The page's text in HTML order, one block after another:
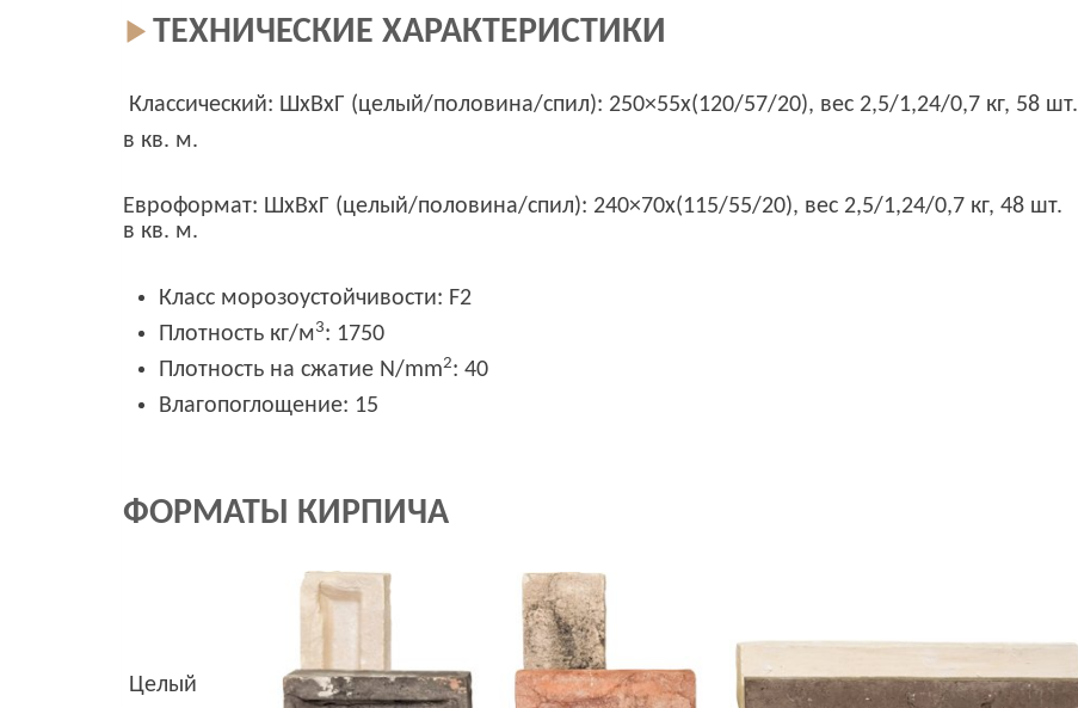
ТЕХНИЧЕСКИЕ ХАРАКТЕРИСТИКИ
Классический: ШхВхГ (целый/половина/спил): 250×55х(120/57/20), вес 2,5/1,24/0,7 кг, 58 шт.
в кв. м.
Евроформат: ШхВхГ (целый/половина/спил): 240×70х(115/55/20), вес 2,5/1,24/0,7 кг, 48 шт.
в кв. м.
Класс морозоустойчивости: F2
Плотность кг/м3: 1750
Плотность на сжатие N/mm2: 40
Влагопоглощение: 15
ФОРМАТЫ КИРПИЧА
Целый